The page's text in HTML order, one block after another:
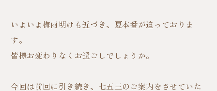
いよいよ梅雨明けも近づき、夏本番が迫っておりま
す。
皆様お変わりなくお過ごしでしょうか。
今回は前回に引き続き、七五三のご案内をさせていた